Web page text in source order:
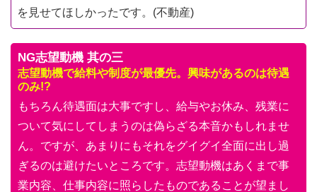
を見せてほしかったです。(不動産)
NG志望動機 其の三
志望動機で給料や制度が最優先。興味があるのは待遇
のみ!?
もちろん待遇面は大事ですし、給与やお休み、残業に
ついて気にしてしまうのは偽らざる本音かもしれませ
ん。ですが、あまりにもそれをグイグイ全面に出し過
ぎるのは避けたいところです。志望動機はあくまで事
業内容、仕事内容に照らしたものであることが望まし